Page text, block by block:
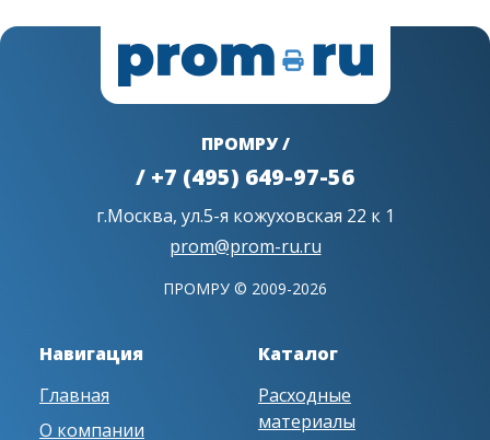
ПРОМРУ /
/ +7 (495) 649-97-56
г.Москва, ул.5-я кожуховская 22 к 1
prom@prom-ru.ru
ПРОМРУ © 2009-2026
Навигация
Главная
О компании
Каталог
Расходные
материалы